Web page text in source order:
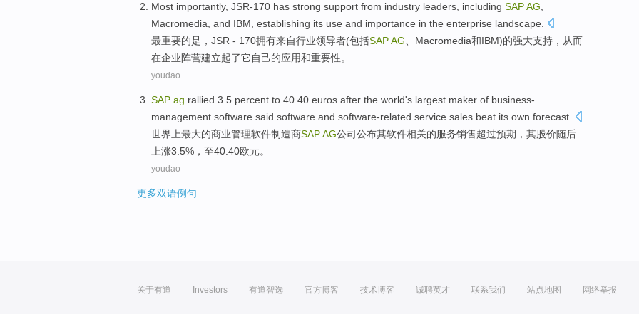
Most importantly, JSR-170 has strong support from industry leaders, including SAPAG,
Macromedia, and IBM, establishing its use and importance in the enterprise landscape.
最重要的是 ， JSR - 170拥有来自行业领导者(包括SAPAG、 Macromedia和IBM)的强大支持 ，从而
在企业阵营建立起了它自己的应用和重要性。
youdao
SAP ag rallied 3.5 percent to 40.40 euros after the world's largest maker of business-
management software said software and software-related service sales beat its own forecast
世界 上最大的商业管理软件制造商SAPAG公司公布其软件相关的服务销售超过预期，其股价随后
上涨3.5%，至40.40欧元。
youdao
更多双语例句
关于有道 Investors 有道智选 官方博客 技术博客 诚聘英才 联系我们 站点地图 网络举报